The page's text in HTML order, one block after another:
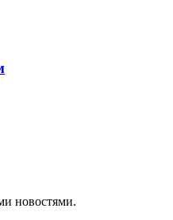
новостями.